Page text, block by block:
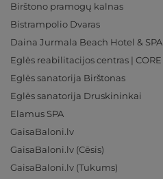
Birštono pramogų kalnas
Bistrampolio Dvaras
Daina Jurmala Beach Hotel & SPA
Eglės reabilitacijos centras | CORE
Eglės sanatorija Birštonas
Eglės sanatorija Druskininkai
Elamus SPA
GaisaBaloni.lv
GaisaBaloni.lv (Cēsis)
GaisaBaloni.lv (Tukums)